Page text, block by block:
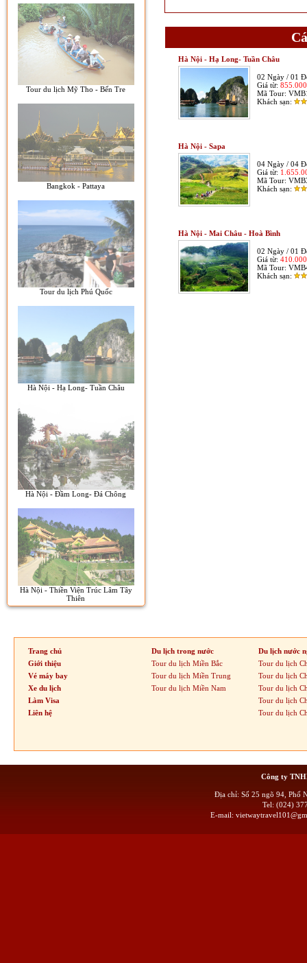
Tour du lịch Mỹ Tho - Bến Tre
Bangkok - Pattaya
Tour du lịch Phú Quốc
Hà Nội - Hạ Long- Tuần Châu
Hà Nội - Đầm Long- Đá Chông
Hà Nội - Thiền Viện Trúc Lâm Tây
Thiên
Hà Nội - Hạ Long- Tuần Châu
02 Ngày / 01
Giá từ:
Mã Tour:
Khách sạn:
Hà Nội - Sapa
04 Ngày / 04
Giá từ:
Mã Tour:
Khách sạn:
Hà Nội - Mai Châu - Hoà Bình
02 Ngày / 01
Giá từ:
Mã Tour:
Khách sạn:
Trang chủ
Giới thiệu
Vé máy bay
Xe du lịch
Làm Visa
Liên hệ
Du lịch trong nước
Tour du lịch Miền Bắc
Tour du lịch Miền Trung
Tour du lịch Miền Nam
Du lịch nước
Tour du lịch
Tour du lịch
Tour du lịch
Tour du lịch
Tour du lịch
Công ty
Địa chỉ: Số 25 ngõ 94, Phố
Tel: (024)
E-mail: